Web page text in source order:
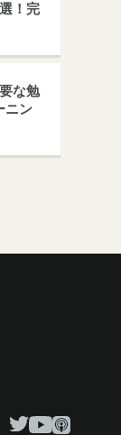
！完
な勉
ニン